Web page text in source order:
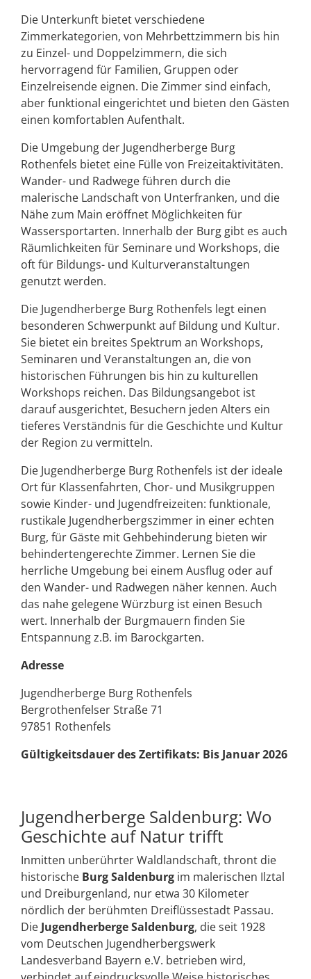
Die Unterkunft bietet verschiedene
Zimmerkategorien, von Mehrbettzimmern bis hin
zu Einzel- und Doppelzimmern, die sich
hervorragend für Familien, Gruppen oder
Einzelreisende eignen. Die Zimmer sind einfach,
aber funktional eingerichtet und bieten den Gästen
einen komfortablen Aufenthalt.
Die Umgebung der Jugendherberge Burg
Rothenfels bietet eine Fülle von Freizeitaktivitäten.
Wander- und Radwege führen durch die
malerische Landschaft von Unterfranken, und die
Nähe zum Main eröffnet Möglichkeiten für
Wassersportarten. Innerhalb der Burg gibt es auch
Räumlichkeiten für Seminare und Workshops, die
oft für Bildungs- und Kulturveranstaltungen
genutzt werden.
Die Jugendherberge Burg Rothenfels legt einen
besonderen Schwerpunkt auf Bildung und Kultur.
Sie bietet ein breites Spektrum an Workshops,
Seminaren und Veranstaltungen an, die von
historischen Führungen bis hin zu kulturellen
Workshops reichen. Das Bildungsangebot ist
darauf ausgerichtet, Besuchern jeden Alters ein
tieferes Verständnis für die Geschichte und Kultur
der Region zu vermitteln.
Die Jugendherberge Burg Rothenfels ist der ideale
Ort für Klassenfahrten, Chor- und Musikgruppen
sowie Kinder- und Jugendfreizeiten: funktionale,
rustikale Jugendherbergszimmer in einer echten
Burg, für Gäste mit Gehbehinderung bieten wir
behindertengerechte Zimmer. Lernen Sie die
herrliche Umgebung bei einem Ausflug oder auf
den Wander- und Radwegen näher kennen. Auch
das nahe gelegene Würzburg ist einen Besuch
wert. Innerhalb der Burgmauern finden Sie
Entspannung z.B. im Barockgarten.
Adresse
Jugendherberge Burg Rothenfels
Bergrothenfelser Straße 71
97851 Rothenfels
Gültigkeitsdauer des Zertifikats: Bis Januar 2026
Jugendherberge Saldenburg: Wo
Geschichte auf Natur trifft
Inmitten unberührter Waldlandschaft, thront die
historische Burg Saldenburg im malerischen Ilztal
und Dreiburgenland, nur etwa 30 Kilometer
nördlich der berühmten Dreiflüssestadt Passau.
Die Jugendherberge Saldenburg, die seit 1928
vom Deutschen Jugendherbergswerk
Landesverband Bayern e.V. betrieben wird,